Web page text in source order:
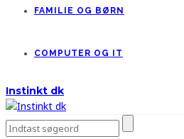
FAMILIE OG BØRN
COMPUTER OG IT
Instinkt dk